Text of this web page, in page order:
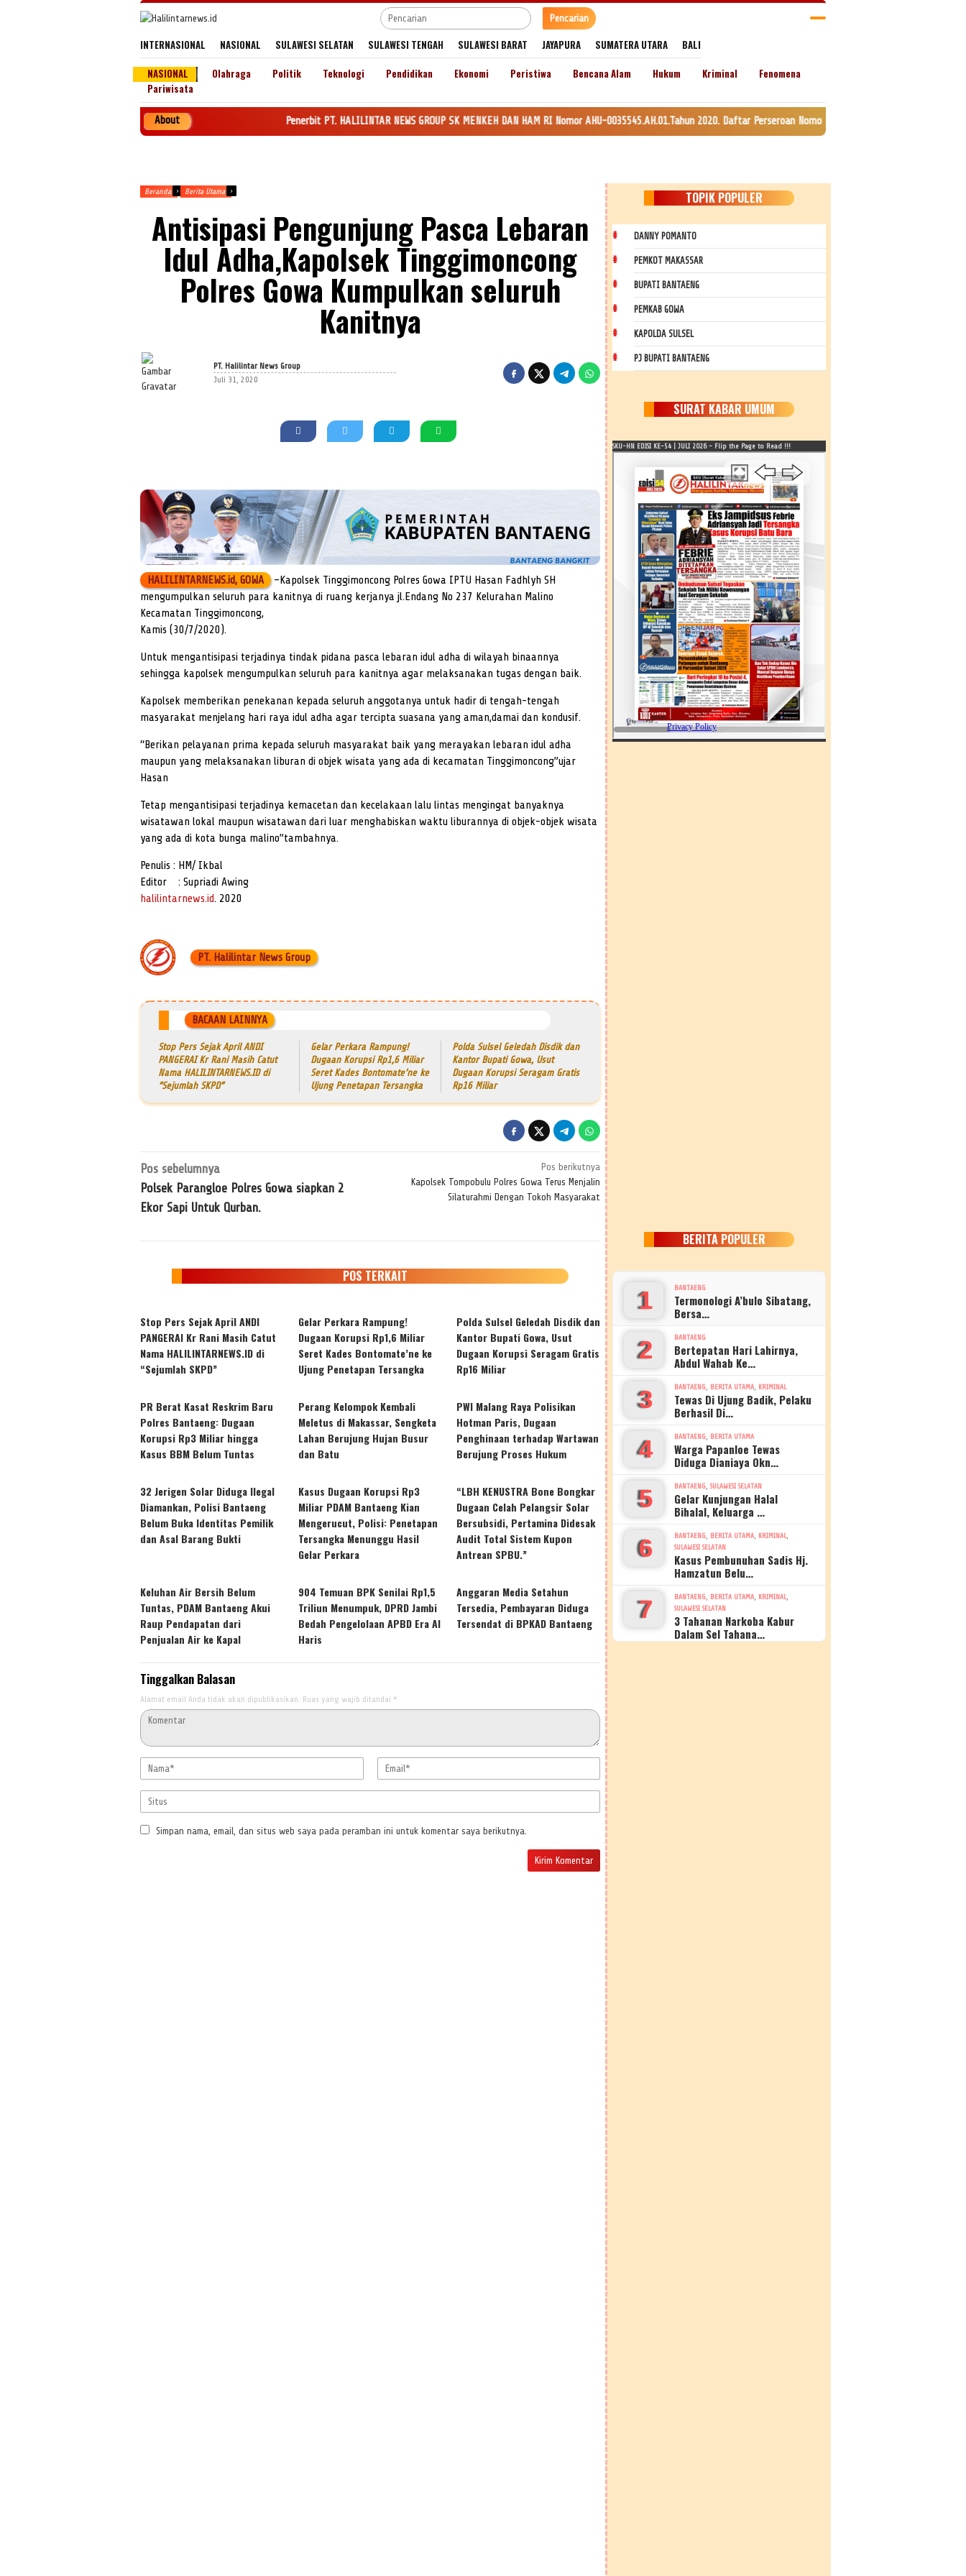
Pencarian
INTERNASIONAL NASIONAL SULAWESI SELATAN SULAWESI TENGAH SULAWESI BARAT JAYAPURA SUMATERA UTARA
BALI
NASIONAL
Olahraga Politik Teknologi Pendidikan Ekonomi Peristiwa Bencana Alam Hukum Kriminal
Fenomena
Pariwisata
About Penerbit PT. HALILINTAR NEWS GROUP SK MENKEH DAN HAM RI Nomor AHU-0035545.AH.01.Tahun 2020. Daftar Perseroan Nomor AHU-0120147.AH.01.11. Tanggal 24
Beranda Berita Utama
Antisipasi Pengunjung Pasca Lebaran
Idul Adha,Kapolsek Tinggimoncong
Polres Gowa Kumpulkan seluruh
Kanitnya
PT. Halilintar News Group
Juli 31, 2020
HALILINTARNEWS.id, GOWA –Kapolsek Tinggimoncong Polres Gowa IPTU Hasan Fadhlyh SH
mengumpulkan seluruh para kanitnya di ruang kerjanya jl.Endang No 237 Kelurahan Malino
Kecamatan Tinggimoncong,
Kamis (30/7/2020).
Untuk mengantisipasi terjadinya tindak pidana pasca lebaran idul adha di wilayah binaannya
sehingga kapolsek mengumpulkan seluruh para kanitnya agar melaksanakan tugas dengan baik.
Kapolsek memberikan penekanan kepada seluruh anggotanya untuk hadir di tengah-tengah
masyarakat menjelang hari raya idul adha agar tercipta suasana yang aman,damai dan kondusif.
“Berikan pelayanan prima kepada seluruh masyarakat baik yang merayakan lebaran idul adha
maupun yang melaksanakan liburan di objek wisata yang ada di kecamatan Tinggimoncong”ujar
Hasan
Tetap mengantisipasi terjadinya kemacetan dan kecelakaan lalu lintas mengingat banyaknya
wisatawan lokal maupun wisatawan dari luar menghabiskan waktu liburannya di objek-objek wisata
yang ada di kota bunga malino”tambahnya.
Penulis : HM/ Ikbal
Editor : Supriadi Awing
halilintarnews.id. 2020
PT. Halilintar News Group
BACAAN LAINNYA
Stop Pers Sejak April ANDI
PANGERAI Kr Rani Masih Catut
Nama HALILINTARNEWS.ID di
“Sejumlah SKPD”
Gelar Perkara Rampung!
Dugaan Korupsi Rp1,6 Miliar
Seret Kades Bontomate’ne ke
Ujung Penetapan Tersangka
Polda Sulsel Geledah Disdik dan
Kantor Bupati Gowa, Usut
Dugaan Korupsi Seragam Gratis
Rp16 Miliar
Navigasi
pos
Pos sebelumnya
Polsek Parangloe Polres Gowa siapkan 2
Ekor Sapi Untuk Qurban.
Pos berikutnya
Kapolsek Tompobulu Polres Gowa Terus Menjalin
Silaturahmi Dengan Tokoh Masyarakat
POS TERKAIT
Stop Pers Sejak April ANDI
PANGERAI Kr Rani Masih Catut
Nama HALILINTARNEWS.ID di
“Sejumlah SKPD”
Gelar Perkara Rampung!
Dugaan Korupsi Rp1,6 Miliar
Seret Kades Bontomate’ne ke
Ujung Penetapan Tersangka
Polda Sulsel Geledah Disdik dan
Kantor Bupati Gowa, Usut
Dugaan Korupsi Seragam Gratis
Rp16 Miliar
PR Berat Kasat Reskrim Baru
Polres Bantaeng: Dugaan
Korupsi Rp3 Miliar hingga
Kasus BBM Belum Tuntas
Perang Kelompok Kembali
Meletus di Makassar, Sengketa
Lahan Berujung Hujan Busur
dan Batu
PWI Malang Raya Polisikan
Hotman Paris, Dugaan
Penghinaan terhadap Wartawan
Berujung Proses Hukum
32 Jerigen Solar Diduga Ilegal
Diamankan, Polisi Bantaeng
Belum Buka Identitas Pemilik
dan Asal Barang Bukti
Kasus Dugaan Korupsi Rp3
Miliar PDAM Bantaeng Kian
Mengerucut, Polisi: Penetapan
Tersangka Menunggu Hasil
Gelar Perkara
“LBH KENUSTRA Bone Bongkar
Dugaan Celah Pelangsir Solar
Bersubsidi, Pertamina Didesak
Audit Total Sistem Kupon
Antrean SPBU.”
Keluhan Air Bersih Belum
Tuntas, PDAM Bantaeng Akui
Raup Pendapatan dari
Penjualan Air ke Kapal
904 Temuan BPK Senilai Rp1,5
Triliun Menumpuk, DPRD Jambi
Bedah Pengelolaan APBD Era Al
Haris
Anggaran Media Setahun
Tersedia, Pembayaran Diduga
Tersendat di BPKAD Bantaeng
Tinggalkan Balasan
Alamat email Anda tidak akan dipublikasikan. Ruas yang wajib ditandai *
Simpan nama, email, dan situs web saya pada peramban ini untuk komentar saya berikutnya.
TOPIK POPULER
DANNY POMANTO
PEMKOT MAKASSAR
BUPATI BANTAENG
PEMKAB GOWA
KAPOLDA SULSEL
PJ BUPATI BANTAENG
SURAT KABAR UMUM
SKU-HN EDISI KE-54 | JULI 2026 - Flip the Page to Read !!!
BERITA POPULER
1 BANTAENG
Termonologi A’bulo Sibatang,
Bersa…
2 BANTAENG
Bertepatan Hari Lahirnya,
Abdul Wahab Ke…
3 BANTAENG, BERITA UTAMA, KRIMINAL
Tewas Di Ujung Badik, Pelaku
Berhasil Di…
4 BANTAENG, BERITA UTAMA
Warga Papanloe Tewas
Diduga Dianiaya Okn…
5 BANTAENG,SULAWESI SELATAN
Gelar Kunjungan Halal
Bihalal, Keluarga …
6 BANTAENG, BERITA UTAMA, KRIMINAL,
SULAWESI SELATAN
Kasus Pembunuhan Sadis Hj.
Hamzatun Belu…
7 BANTAENG, BERITA UTAMA, KRIMINAL,
SULAWESI SELATAN
3 Tahanan Narkoba Kabur
Dalam Sel Tahana…